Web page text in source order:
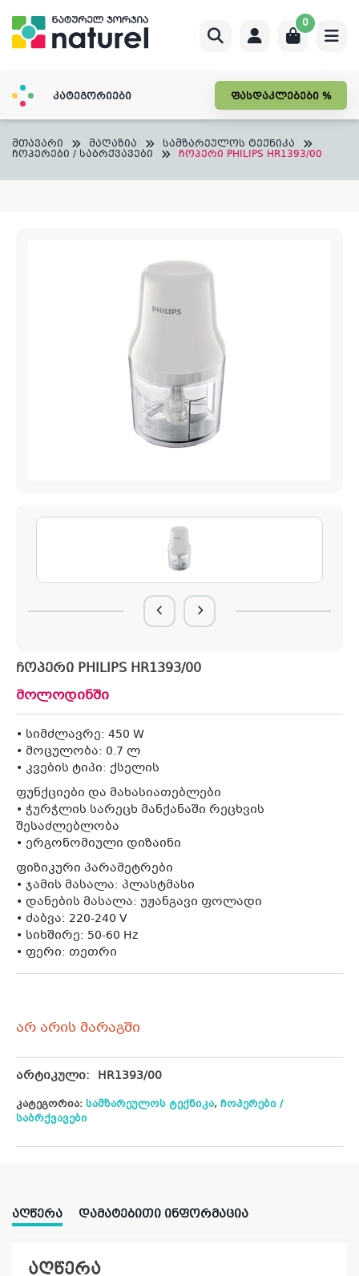
content
0
კატეგორიები ფასდაკლებები %
მთავარი მაღაზია სამზარეულოს ტექნიკა
ჩოპერები / საბრქვავები ჩოპერი PHILIPS HR1393/00
ჩოპერი PHILIPS HR1393/00
მოლოდინში
• სიმძლავრე: 450 W
• მოცულობა: 0.7 ლ
• კვების ტიპი: ქსელის
ფუნქციები და მახასიათებლები
• ჭურჭლის სარეცხ მანქანაში რეცხვის
შესაძლებლობა
• ერგონომიული დიზაინი
ფიზიკური პარამეტრები
• ჯამის მასალა: პლასტმასი
• დანების მასალა: უჟანგავი ფოლადი
• ძაბვა: 220-240 V
• სიხშირე: 50-60 Hz
• ფერი: თეთრი
არ არის მარაგში
არტიკული: HR1393/00
კატეგორია: სამზარეულოს ტექნიკა, ჩოპერები /
საბრქვავები
ᲐᲦᲬᲔᲠᲐ ᲓᲐᲛᲐᲢᲔᲑᲘᲗᲘ ᲘᲜᲤᲝᲠᲛᲐᲪᲘᲐ
აღწერა